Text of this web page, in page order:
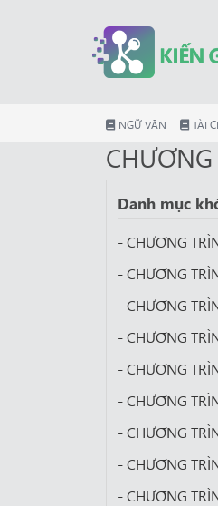
NGỮ VĂN TÀI
Danh mục
- CHƯƠNG
- CHƯƠNG
- CHƯƠNG
- CHƯƠNG
- CHƯƠNG
- CHƯƠNG
- CHƯƠNG
- CHƯƠNG
- CHƯƠNG